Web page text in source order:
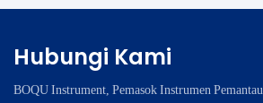
Hubungi Kami
BOQU Instrument, Pemasok Instrumen